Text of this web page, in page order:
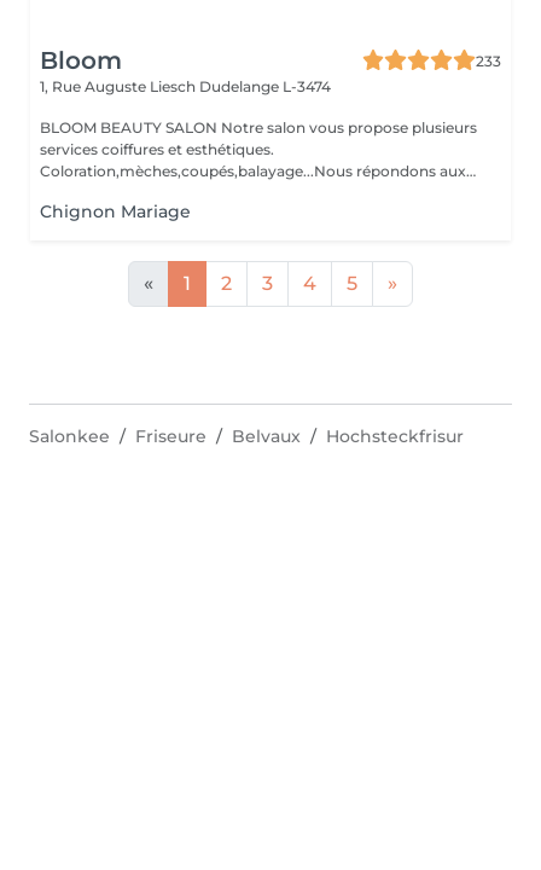
Bloom
233
1, Rue Auguste Liesch Dudelange L-3474
BLOOM BEAUTY SALON Notre salon vous propose plusieurs
services coiffures et esthétiques.
Coloration,mèches,coupés,balayage...Nous répondons aux
Chignon Mariage
« 1 2 3 4 5 »
Salonkee Friseure Belvaux Hochsteckfrisur